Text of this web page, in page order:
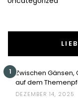
1 Zwischen
auf dem
DEZEMBER 14, 2025